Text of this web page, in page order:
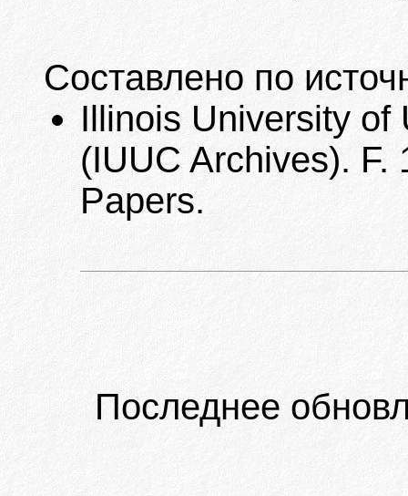
Составлено по
Illinois University of
(IUUC Archives). F.
Papers.
Последнее